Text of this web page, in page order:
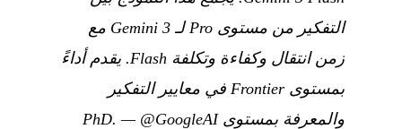
التفكير من مستوى Pro لـ Gemini 3 مع
زمن انتقال وكفاءة وتكلفة Flash. يقدم أداءً
بمستوى Frontier في معايير التفكير
والمعرفة بمستوى PhD.
— @GoogleAI